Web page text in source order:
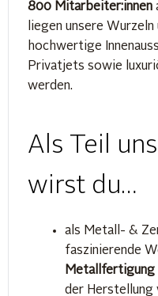
800 Mitarbeiter:innen
liegen unsere
hochwertige
Privatjets sowie
werden.
Als Teil
wirst du…
als Metall- &
faszinierende
Metallfertigung
der Herstellung